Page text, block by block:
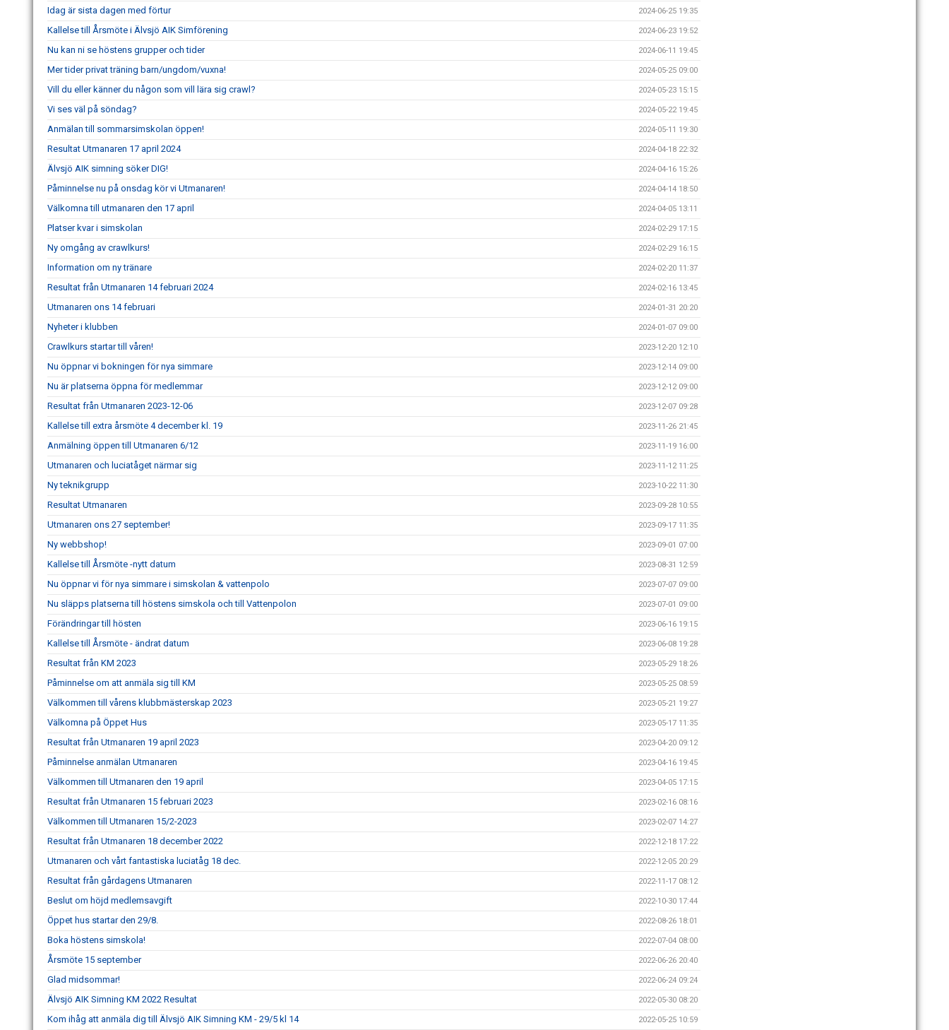
Idag är sista dagen med förtur 2024-06-25 19:35
Kallelse till Årsmöte i Älvsjö AIK Simförening 2024-06-23 19:52
Nu kan ni se höstens grupper och tider 2024-06-11 19:45
Mer tider privat träning barn/ungdom/vuxna! 2024-05-25 09:00
Vill du eller känner du någon som vill lära sig crawl? 2024-05-23 15:15
Vi ses väl på söndag? 2024-05-22 19:45
Anmälan till sommarsimskolan öppen! 2024-05-11 19:30
Resultat Utmanaren 17 april 2024 2024-04-18 22:32
Älvsjö AIK simning söker DIG! 2024-04-16 15:26
Påminnelse nu på onsdag kör vi Utmanaren! 2024-04-14 18:50
Välkomna till utmanaren den 17 april 2024-04-05 13:11
Platser kvar i simskolan 2024-02-29 17:15
Ny omgång av crawlkurs! 2024-02-29 16:15
Information om ny tränare 2024-02-20 11:37
Resultat från Utmanaren 14 februari 2024 2024-02-16 13:45
Utmanaren ons 14 februari 2024-01-31 20:20
Nyheter i klubben 2024-01-07 09:00
Crawlkurs startar till våren! 2023-12-20 12:10
Nu öppnar vi bokningen för nya simmare 2023-12-14 09:00
Nu är platserna öppna för medlemmar 2023-12-12 09:00
Resultat från Utmanaren 2023-12-06 2023-12-07 09:28
Kallelse till extra årsmöte 4 december kl. 19 2023-11-26 21:45
Anmälning öppen till Utmanaren 6/12 2023-11-19 16:00
Utmanaren och luciatåget närmar sig 2023-11-12 11:25
Ny teknikgrupp 2023-10-22 11:30
Resultat Utmanaren 2023-09-28 10:55
Utmanaren ons 27 september! 2023-09-17 11:35
Ny webbshop! 2023-09-01 07:00
Kallelse till Årsmöte -nytt datum 2023-08-31 12:59
Nu öppnar vi för nya simmare i simskolan & vattenpolo 2023-07-07 09:00
Nu släpps platserna till höstens simskola och till Vattenpolon 2023-07-01 09:00
Förändringar till hösten 2023-06-16 19:15
Kallelse till Årsmöte - ändrat datum 2023-06-08 19:28
Resultat från KM 2023 2023-05-29 18:26
Påminnelse om att anmäla sig till KM 2023-05-25 08:59
Välkommen till vårens klubbmästerskap 2023 2023-05-21 19:27
Välkomna på Öppet Hus 2023-05-17 11:35
Resultat från Utmanaren 19 april 2023 2023-04-20 09:12
Påminnelse anmälan Utmanaren 2023-04-16 19:45
Välkommen till Utmanaren den 19 april 2023-04-05 17:15
Resultat från Utmanaren 15 februari 2023 2023-02-16 08:16
Välkommen till Utmanaren 15/2-2023 2023-02-07 14:27
Resultat från Utmanaren 18 december 2022 2022-12-18 17:22
Utmanaren och vårt fantastiska luciatåg 18 dec. 2022-12-05 20:29
Resultat från gårdagens Utmanaren 2022-11-17 08:12
Beslut om höjd medlemsavgift 2022-10-30 17:44
Öppet hus startar den 29/8. 2022-08-26 18:01
Boka höstens simskola! 2022-07-04 08:00
Årsmöte 15 september 2022-06-26 20:40
Glad midsommar! 2022-06-24 09:24
Älvsjö AIK Simning KM 2022 Resultat 2022-05-30 08:20
Kom ihåg att anmäla dig till Älvsjö AIK Simning KM - 29/5 kl 14 2022-05-25 10:59